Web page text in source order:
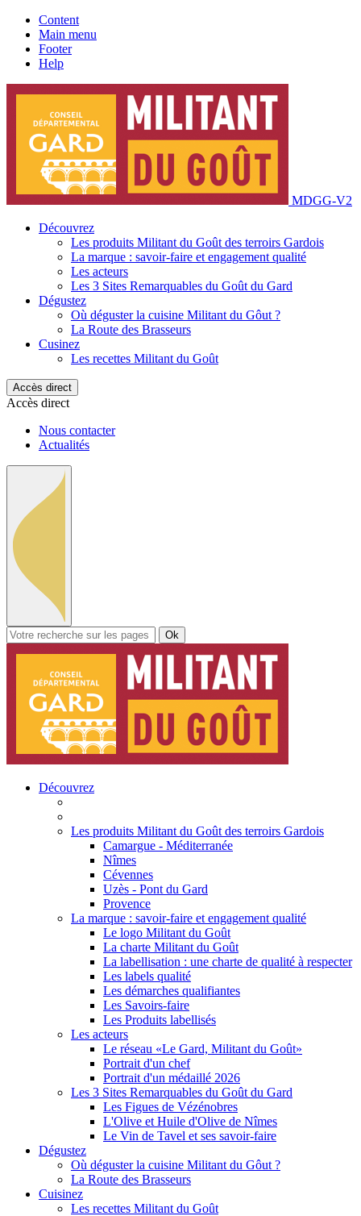
Content
Main menu
Footer
Help
MDGG-V2
Découvrez
Les produits Militant du Goût des terroirs Gardois
La marque : savoir-faire et engagement qualité
Les acteurs
Les 3 Sites Remarquables du Goût du Gard
Dégustez
Où déguster la cuisine Militant du Gôut ?
La Route des Brasseurs
Cusinez
Les recettes Militant du Goût
Accès direct
Accès direct
Nous contacter
Actualités
Ok
Découvrez
Les produits Militant du Goût des terroirs Gardois
Camargue - Méditerranée
Nîmes
Cévennes
Uzès - Pont du Gard
Provence
La marque : savoir-faire et engagement qualité
Le logo Militant du Goût
La charte Militant du Goût
La labellisation : une charte de qualité à respecter
Les labels qualité
Les démarches qualifiantes
Les Savoirs-faire
Les Produits labellisés
Les acteurs
Le réseau «Le Gard, Militant du Goût»
Portrait d'un chef
Portrait d'un médaillé 2026
Les 3 Sites Remarquables du Goût du Gard
Les Figues de Vézénobres
L'Olive et Huile d'Olive de Nîmes
Le Vin de Tavel et ses savoir-faire
Dégustez
Où déguster la cuisine Militant du Gôut ?
La Route des Brasseurs
Cuisinez
Les recettes Militant du Goût